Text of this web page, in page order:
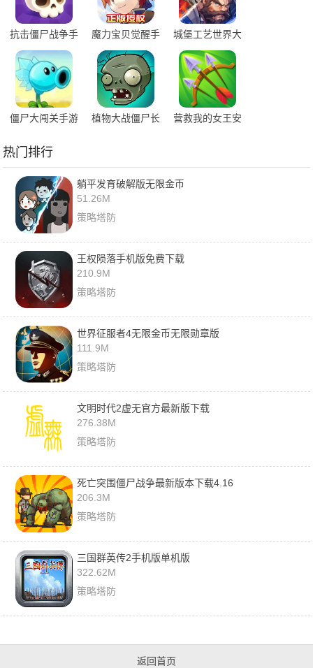
抗击僵尸战争手
游最新版
魔力宝贝觉醒手
游
城堡工艺世界大
战手游最新版
僵尸大闯关手游
植物大战僵尸长
营救我的女王安
热门排行
躺平发育破解版无限金币
51.26M
策略塔防
王权陨落手机版免费下载
210.9M
策略塔防
世界征服者4无限金币无限勋章版
111.9M
策略塔防
文明时代2虚无官方最新版下载
276.38M
策略塔防
死亡突围僵尸战争最新版本下载4.16
206.3M
策略塔防
三国群英传2手机版单机版
322.62M
策略塔防
返回首页